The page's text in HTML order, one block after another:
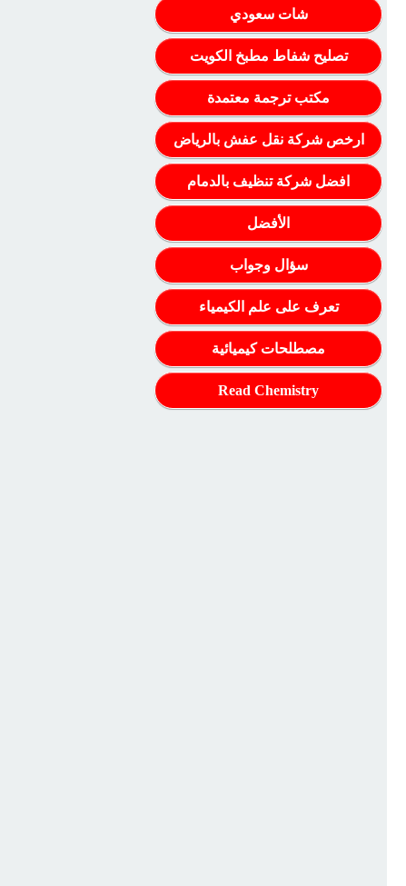
شات سعودي
تصليح شفاط مطبخ الكويت
مكتب ترجمة معتمدة
ارخص شركة نقل عفش بالرياض
افضل شركة تنظيف بالدمام
الأفضل
سؤال وجواب
تعرف على علم الكيمياء
مصطلحات كيميائية
Read Chemistry